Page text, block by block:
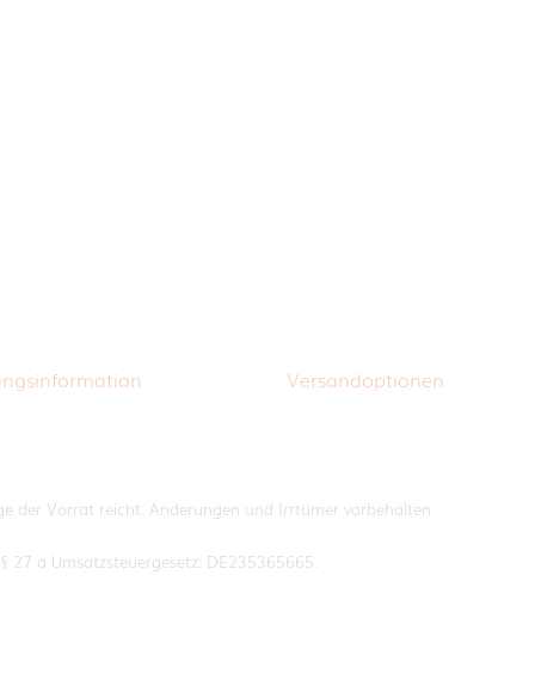
Versandoptionen
der Vorrat reicht. Änderungen und Irrtümer vorbehalten.
a Umsatzsteuergesetz: DE235365665.